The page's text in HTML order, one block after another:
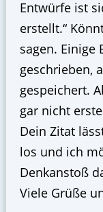
Entwürfe ist
erstellt.“
sagen. Einige
geschrieben,
gespeichert.
gar nicht
Dein Zitat
los und ich
Denkanstoß
Viele Grüße